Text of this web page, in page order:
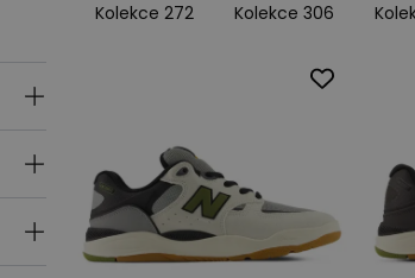
Kolekce 272 Kolekce 306